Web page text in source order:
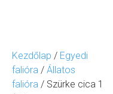
Kezdőlap / Egyedi
falióra / Állatos
falióra / Szürke cica 1